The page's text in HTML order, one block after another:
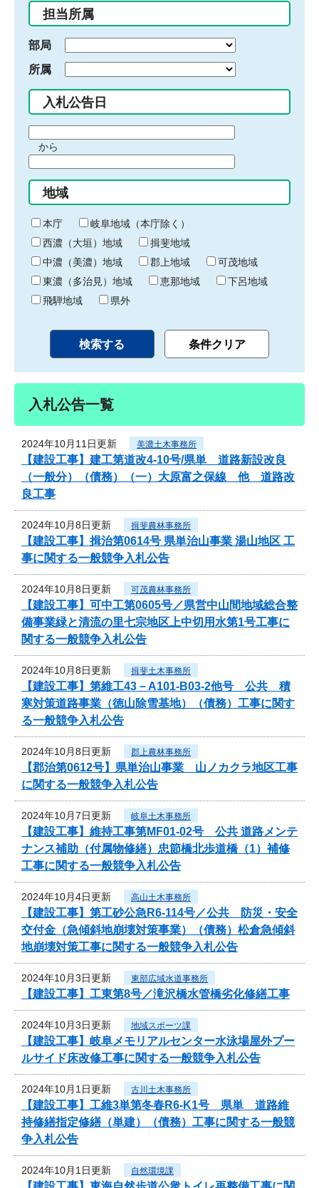
入
力
担当所属
部局
所属
入札公告日
間
始
り
から
間
終
わ
り
地域
本庁
岐阜地域（本庁除く）
西濃（大垣）地域
揖斐地域
中濃（美濃）地域
郡上地域
可茂地域
東濃（多治見）地域
恵那地域
下呂地域
飛騨地域
県外
入札公告一覧
2024年10月11日更新 美濃土木事務所
【建設工事】建工第道改4-10号/県単 道路新設改良
（一般分）（債務）（一）大原富之保線 他 道路改
良工事
2024年10月8日更新 揖斐農林事務所
【建設工事】揖治第0614号 県単治山事業 湯山地区 工
事に関する一般競争入札公告
2024年10月8日更新 可茂農林事務所
【建設工事】可中工第0605号／県営中山間地域総合整
備事業緑と清流の里七宗地区上中切用水第1号工事に
関する一般競争入札公告
2024年10月8日更新 揖斐土木事務所
【建設工事】第維工43－A101-B03-2他号 公共 積
寒対策道路事業（徳山除雪基地）（債務）工事に関す
る一般競争入札公告
2024年10月8日更新 郡上農林事務所
【郡治第0612号】県単治山事業 山ノカクラ地区工事
に関する一般競争入札公告
2024年10月7日更新 岐阜土木事務所
【建設工事】維持工事第MF01-02号 公共 道路メンテ
ナンス補助（付属物修繕）忠節橋北歩道橋（1）補修
工事に関する一般競争入札公告
2024年10月4日更新 高山土木事務所
【建設工事】第工砂公急R6-114号／公共 防災・安全
交付金（急傾斜地崩壊対策事業）（債務）松倉急傾斜
地崩壊対策工事に関する一般競争入札公告
2024年10月3日更新 東部広域水道事務所
【建設工事】工東第8号／滝沢橋水管橋劣化修繕工事
2024年10月3日更新 地域スポーツ課
【建設工事】岐阜メモリアルセンター水泳場屋外プー
ルサイド床改修工事に関する一般競争入札公告
2024年10月1日更新 古川土木事務所
【建設工事】工維3単第冬春R6-K1号 県単 道路維
持修繕指定修繕（単建）（債務）工事に関する一般競
争入札公告
2024年10月1日更新 自然環境課